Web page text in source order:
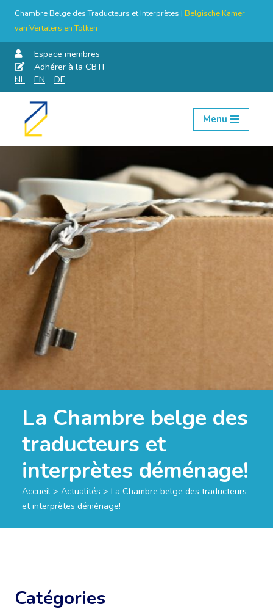
Chambre Belge des Traducteurs et Interprètes | Belgische Kamer
van Vertalers en Tolken
Espace membres
Adhérer à la CBTI
NL
EN DE
Aller
Menu
La Chambre belge des
traducteurs et
interprètes déménage!
Accueil > Actualités > La Chambre belge des traducteurs
et interprètes déménage!
Catégories